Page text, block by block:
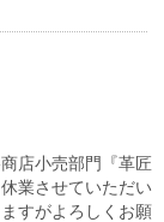
店小売部門『革匠
業させていただい
すがよろしくお願